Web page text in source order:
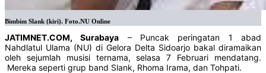
Bimbim Slank (kiri). Foto.NU Online
JATIMNET.COM, Surabaya – Puncak peringatan 1 abad
Nahdlatul Ulama (NU) di Gelora Delta Sidoarjo bakal diramaikan
oleh sejumlah musisi ternama, selasa 7 Februari mendatang.
Mereka seperti grup band Slank, Rhoma Irama, dan Tohpati.